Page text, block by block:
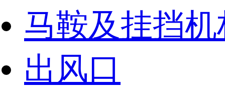
马鞍及挂挡机
出风口